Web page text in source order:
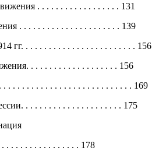
. . . . . . . . . . . . . . . . . . 131
. . . . . . . . . . . . . . . . . . . . . . 139
гг. . . . . . . . . . . . . . . . . . . . . . . . . 156
. . . . . . . . . . . . . . . . . . . 156
. . . . . . . . . . . . . . . . . . . . . . . . . . . 169
. . . . . . . . . . . . . . . . . . . . . 175
. . . . . . . . . . . . . . . . 178